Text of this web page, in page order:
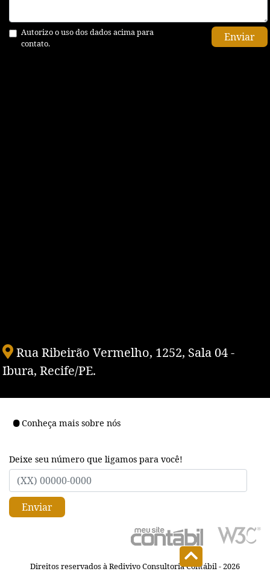
Autorizo o uso dos dados acima para
contato.
Enviar
Rua Ribeirão Vermelho, 1252, Sala 04 -
Ibura, Recife/PE.
Conheça mais sobre nós
Deixe seu número que ligamos para você!
Enviar
Direitos reservados à Redivivo Consultoria Contábil - 2026